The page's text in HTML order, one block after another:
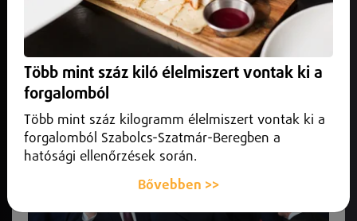
2025. január 20. Külföld
A rendkívüli hidegre tekintettel a megszokottól eltérően a
Államok Capitoliumának kupolacsarnokában tartották.
Több mint száz kiló élelmiszert vontak ki a
forgalomból
Több mint száz kilogramm élelmiszert vontak ki a
forgalomból Szabolcs-Szatmár-Beregben a
hatósági ellenőrzések során.
Bővebben >>